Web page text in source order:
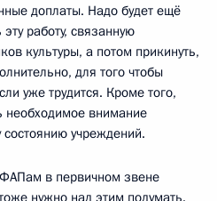
доплаты. Надо будет ещё
работу, связанную
культуры, а потом прикинуть,
для того чтобы
уже трудится. Кроме того,
необходимое внимание
учреждений.
в первичном звене
нужно над этим подумать.